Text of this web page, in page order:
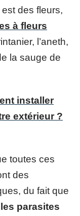
des fleurs,
à fleurs
l’aneth,
la sauge de
installer
extérieur ?
toutes ces
des
du fait que
parasites